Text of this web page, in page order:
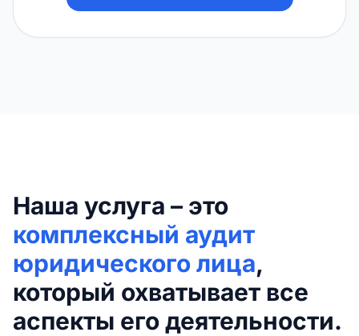
Наша услуга – это
комплексный аудит
юридического лица,
который охватывает все
аспекты его деятельности.